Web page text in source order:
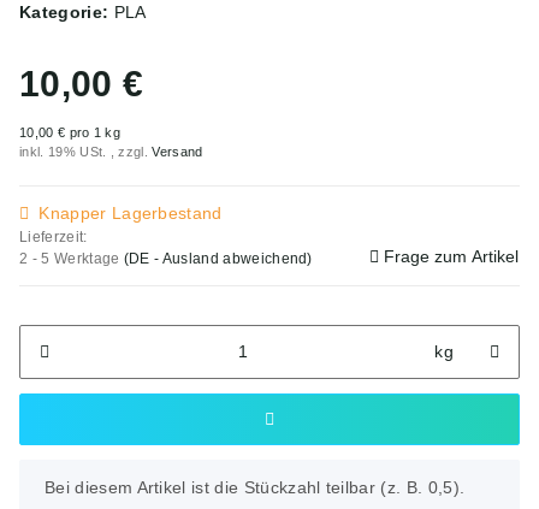
Kategorie: PLA
10,00 €
10,00 € pro 1 kg
inkl. 19% USt. , zzgl.Versand
Knapper Lagerbestand
Lieferzeit:
2 - 5 Werktage (DE - Ausland abweichend) Frage zum Artikel
kg
x
Bei diesem Artikel ist die Stückzahl teilbar (z. B. 0,5).